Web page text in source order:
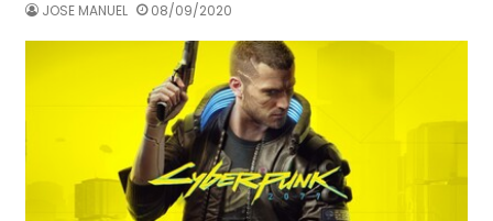
JOSE MANUEL 08/09/2020